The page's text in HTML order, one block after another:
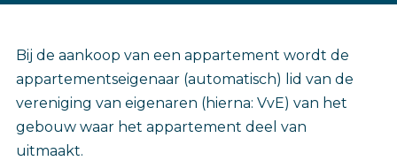
Bij de aankoop van een appartement wordt de
appartementseigenaar (automatisch) lid van de
vereniging van eigenaren (hierna: VvE) van het
gebouw waar het appartement deel van
uitmaakt.